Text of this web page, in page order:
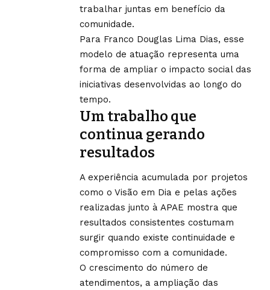
trabalhar juntas em benefício da
comunidade.
Para Franco Douglas Lima Dias, esse
modelo de atuação representa uma
forma de ampliar o impacto social das
iniciativas desenvolvidas ao longo do
tempo.
Um trabalho que
continua gerando
resultados
A experiência acumulada por projetos
como o Visão em Dia e pelas ações
realizadas junto à APAE mostra que
resultados consistentes costumam
surgir quando existe continuidade e
compromisso com a comunidade.
O crescimento do número de
atendimentos, a ampliação das